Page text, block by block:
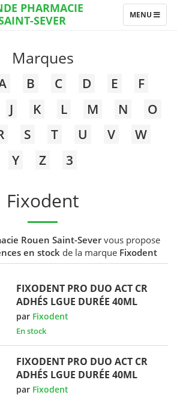
PHARMACIE
SEVER
TOGGLE
NAVIGATION
MENU
Marques
B C D E
F
J K L M N
O
S T U V
W
Y
Z 3
Fixodent
Rouen Saint-Severvous propose
en stock de la marque Fixodent
FIXODENT PRO DUO ACT CR
ADHÉS LGUE DURÉE 40ML
par Fixodent
En stock
FIXODENT PRO DUO ACT CR
ADHÉS LGUE DURÉE 40ML
par Fixodent